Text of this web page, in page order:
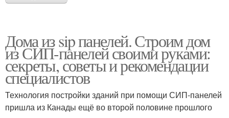
Дома из sip панелей. Строим дом
из СИП-панелей своими руками:
секреты, советы и рекомендации
специалистов
Технология постройки зданий при помощи СИП-панелей
пришла из Канады ещё во второй половине прошлого